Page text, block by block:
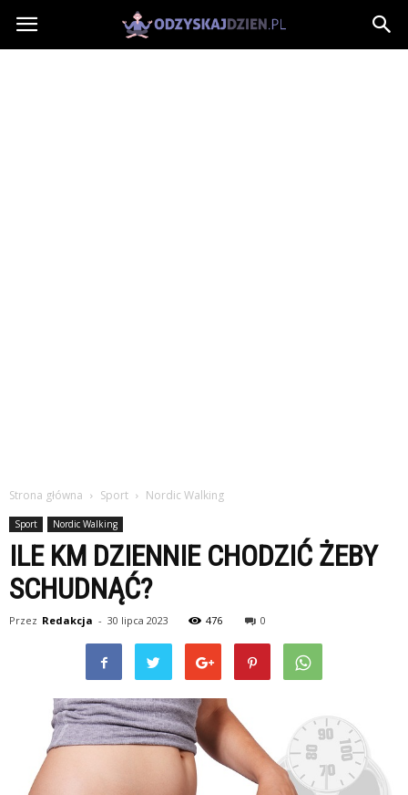
OdzyskajDzien.pl
Strona główna Sport Nordic Walking
Sport Nordic Walking
ILE KM DZIENNIE CHODZIĆ ŻEBY
SCHUDNĄĆ?
Przez Redakcja - 30 lipca 2023 476 0